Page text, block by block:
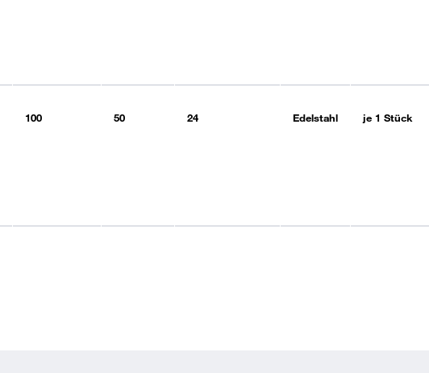
100 50 24 Edelstahl je 1 Stück